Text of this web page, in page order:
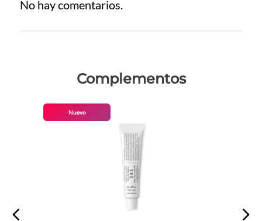
No hay comentarios.
Complementos
Nuevo